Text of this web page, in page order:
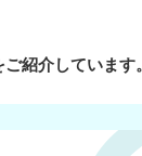
紹介しています。